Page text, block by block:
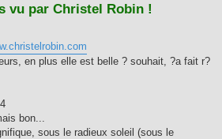
vu par Christel Robin !
en plus elle est belle ? souhait, ?a fait r?
bon...
sous le radieux soleil (sous le